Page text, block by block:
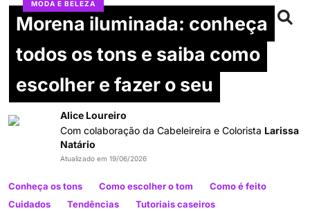
MODA E BELEZA
Morena iluminada: conheça
todos os tons e saiba como
escolher e fazer o seu
Alice Loureiro
Com colaboração da Cabeleireira e Colorista Larissa
Natário
Atualizado em 19/06/2026
Conheça os tons Como escolher o tom
Como é feito
Cuidados
Tendências Tutoriais caseiros